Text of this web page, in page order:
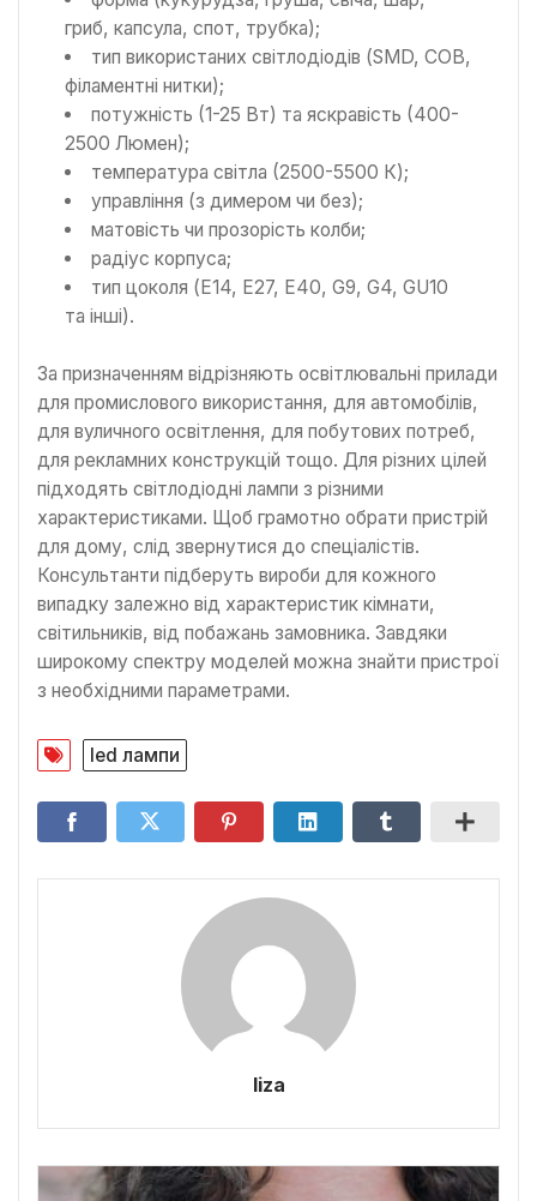
гриб, капсула, спот, трубка);
тип використаних світлодіодів (SMD, СОВ,
філаментні нитки);
потужність (1-25 Вт) та яскравість (400-
2500 Люмен);
температура світла (2500-5500 К);
управління (з димером чи без);
матовість чи прозорість колби;
радіус корпуса;
тип цоколя (Е14, Е27, Е40, G9, G4, GU10
та інші).
За призначенням відрізняють освітлювальні прилади
для промислового використання, для автомобілів,
для вуличного освітлення, для побутових потреб,
для рекламних конструкцій тощо. Для різних цілей
підходять світлодіодні лампи з різними
характеристиками. Щоб грамотно обрати пристрій
для дому, слід звернутися до спеціалістів.
Консультанти підберуть вироби для кожного
випадку залежно від характеристик кімнати,
світильників, від побажань замовника. Завдяки
широкому спектру моделей можна знайти пристрої
з необхідними параметрами.
led лампи
liza